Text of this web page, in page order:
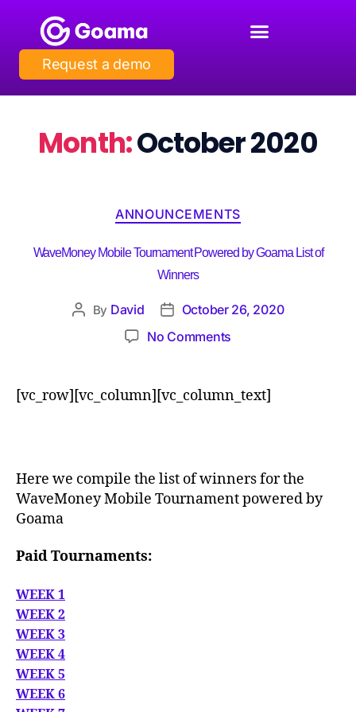
Request a demo
Month:October 2020
ANNOUNCEMENTS
WaveMoney Mobile Tournament Powered by Goama List of
Winners
By David
October 26, 2020
No Comments
[vc_row][vc_column][vc_column_text]
Here we compile the list of winners for the
WaveMoney Mobile Tournament powered by
Goama
Paid Tournaments:
WEEK 1
WEEK 2
WEEK 3
WEEK 4
WEEK 5
WEEK 6